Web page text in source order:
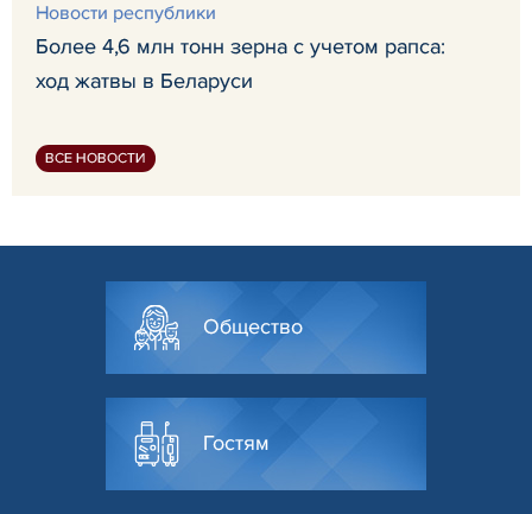
Новости республики
Более 4,6 млн тонн зерна с учетом рапса:
ход жатвы в Беларуси
ВСЕ НОВОСТИ
Общество
Гостям